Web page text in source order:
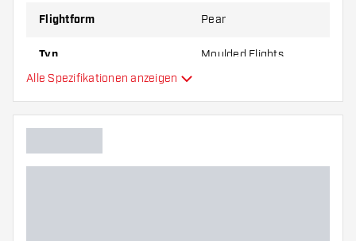
Flightform Pear
Typ Moulded Flights
Hauptfarbe
Alle Spezifikationen anzeigen